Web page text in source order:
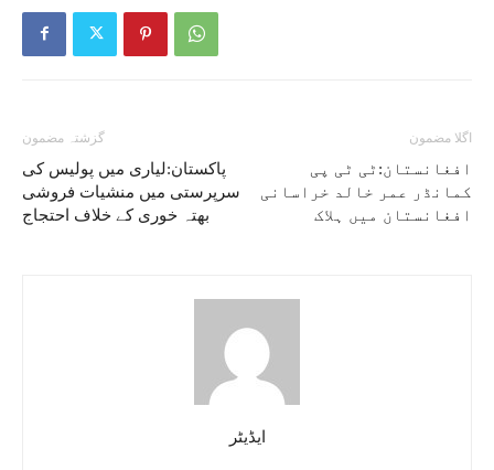
گزشتہ مضمون
پاکستان:لیاری میں پولیس کی
سرپرستی میں منشیات فروشی
بھتہ خوری کے خلاف احتجاج
اگلا مضمون
افغانستان:ٹی ٹی پی
کمانڈر عمر خالد خراسانی
افغانستان میں ہلاک
ایڈیٹر